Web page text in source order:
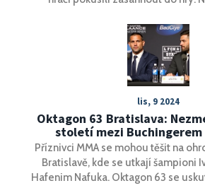
zatímco Stuttgart efektivně využil
soupeře.
lis, 9 2024
Oktagon 63 Bratislava:
století mezi Buchingerem
Příznivci MMA se mohou těšit na
Bratislavě, kde se utkají šampioni
Hafenim Nafuka. Oktagon 63 se